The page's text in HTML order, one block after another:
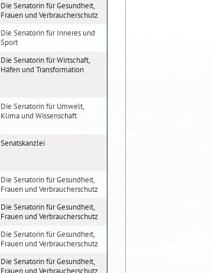
Die Senatorin für Gesundheit,
Frauen und Verbraucherschutz
Die Senatorin für Inneres und
Sport
Die Senatorin für Wirtschaft,
Häfen und Transformation
Die Senatorin für Umwelt,
Klima und Wissenschaft
Senatskanzlei
Die Senatorin für Gesundheit,
Frauen und Verbraucherschutz
Die Senatorin für Gesundheit,
Frauen und Verbraucherschutz
Die Senatorin für Gesundheit,
Frauen und Verbraucherschutz
Die Senatorin für Gesundheit,
Frauen und Verbraucherschutz